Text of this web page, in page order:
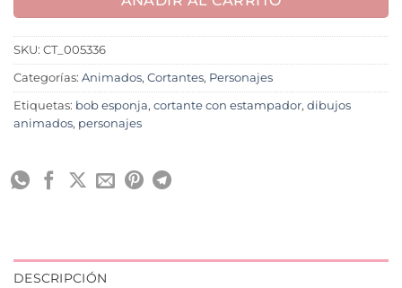
SKU: CT_005336
Categorías: Animados, Cortantes, Personajes
Etiquetas: bob esponja, cortante con estampador, dibujos
animados, personajes
DESCRIPCIÓN